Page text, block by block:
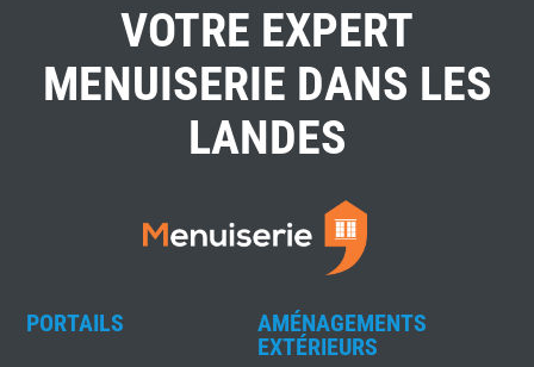
VOTRE EXPERT
MENUISERIE DANS LES
LANDES
PORTAILS
AMÉNAGEMENTS
EXTÉRIEURS